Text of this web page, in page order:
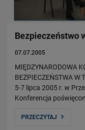
Bezpieczeństwo
07.07.2005
MIĘDZYNARODOWA
BEZPIECZEŃSTWA W
5-7 lipca 2005 r. w
Konferencja
PRZECZYTAJ